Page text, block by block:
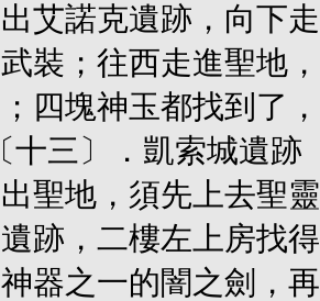
出艾諾克遺跡，向下
武裝；往西走進聖地
；四塊神玉都找到了
〔十三〕．凱索城遺跡
出聖地，須先上去聖
遺跡，二樓左上房找
神器之一的闇之劍，